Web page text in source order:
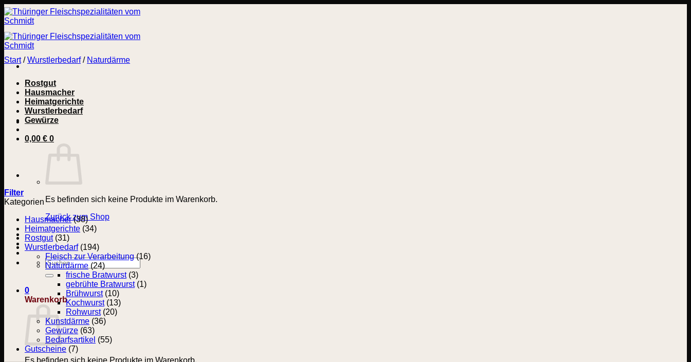
Zum
Inhalt
springen
Rostgut
Hausmacher
Heimatgerichte
Wurstlerbedarf
Gewürze
0,00 € 0
Es befinden sich keine Produkte im Warenkorb.
Zurück zum Shop
Suchen
nach:
0
Warenkorb
Es befinden sich keine Produkte im Warenkorb.
Start / Wurstlerbedarf / Naturdärme
Filter
Kategorien
Hausmacher (38)
Heimatgerichte (34)
Rostgut (31)
Wurstlerbedarf (194)
Fleisch zur Verarbeitung (16)
Naturdärme (24)
frische Bratwurst (3)
gebrühte Bratwurst (1)
Brühwurst (10)
Kochwurst (13)
Rohwurst (20)
Kunstdärme (36)
Gewürze (63)
Bedarfsartikel (55)
Gutscheine (7)